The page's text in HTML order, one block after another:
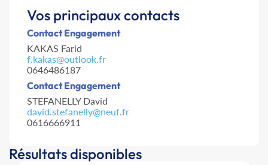
Vos principaux contacts
Contact Engagement
KAKAS Farid
f.kakas@outlook.fr
0646486187
Contact Engagement
STEFANELLY David
david.stefanelly@neuf.fr
0616666911
Résultats disponibles